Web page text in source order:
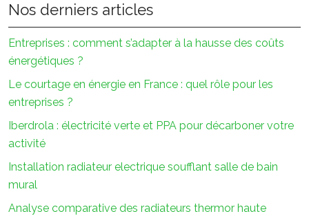
Nos derniers articles
Entreprises : comment s’adapter à la hausse des coûts
énergétiques ?
Le courtage en énergie en France : quel rôle pour les
entreprises ?
Iberdrola : électricité verte et PPA pour décarboner votre
activité
Installation radiateur electrique soufflant salle de bain
mural
Analyse comparative des radiateurs thermor haute